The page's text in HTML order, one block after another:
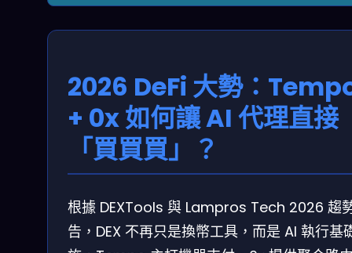
2026 DeFi 大勢：
+ 0x 如何讓 AI 代理直接
「買買買」？
根據 DEXTools 與 Lampros Tech 2026 趨
告，DEX 不再只是換幣工具，而是 AI 執行基